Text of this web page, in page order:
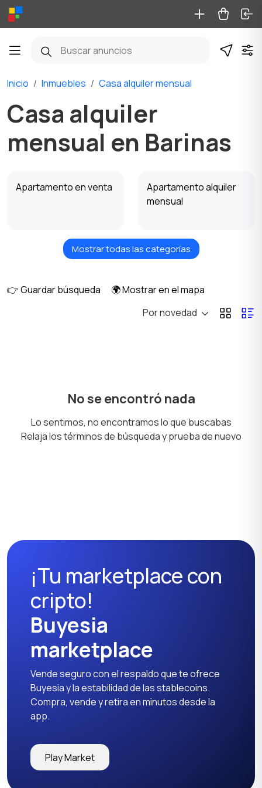
Inicio Inmuebles Casa alquiler mensual
Casa alquiler
mensual en Barinas
Apartamento en venta
Apartamento alquiler
mensual
Apartamento alquiler
Casa en venta
Casa alquiler diario
Mostrar todas las categorías
👉 Guardar búsqueda
🌍 Mostrar en el mapa
Por novedad
No se encontró nada
Lo sentimos, no encontramos lo que buscabas
Relaja los términos de búsqueda y prueba de nuevo
¡Tu marketplace con
cripto!
Buyesia
marketplace
Vende seguro con el respaldo que te ofrece
Buyesia y la estabilidad de las stablecoins.
Compra, vende y retira en minutos desde la
app.
Play Market